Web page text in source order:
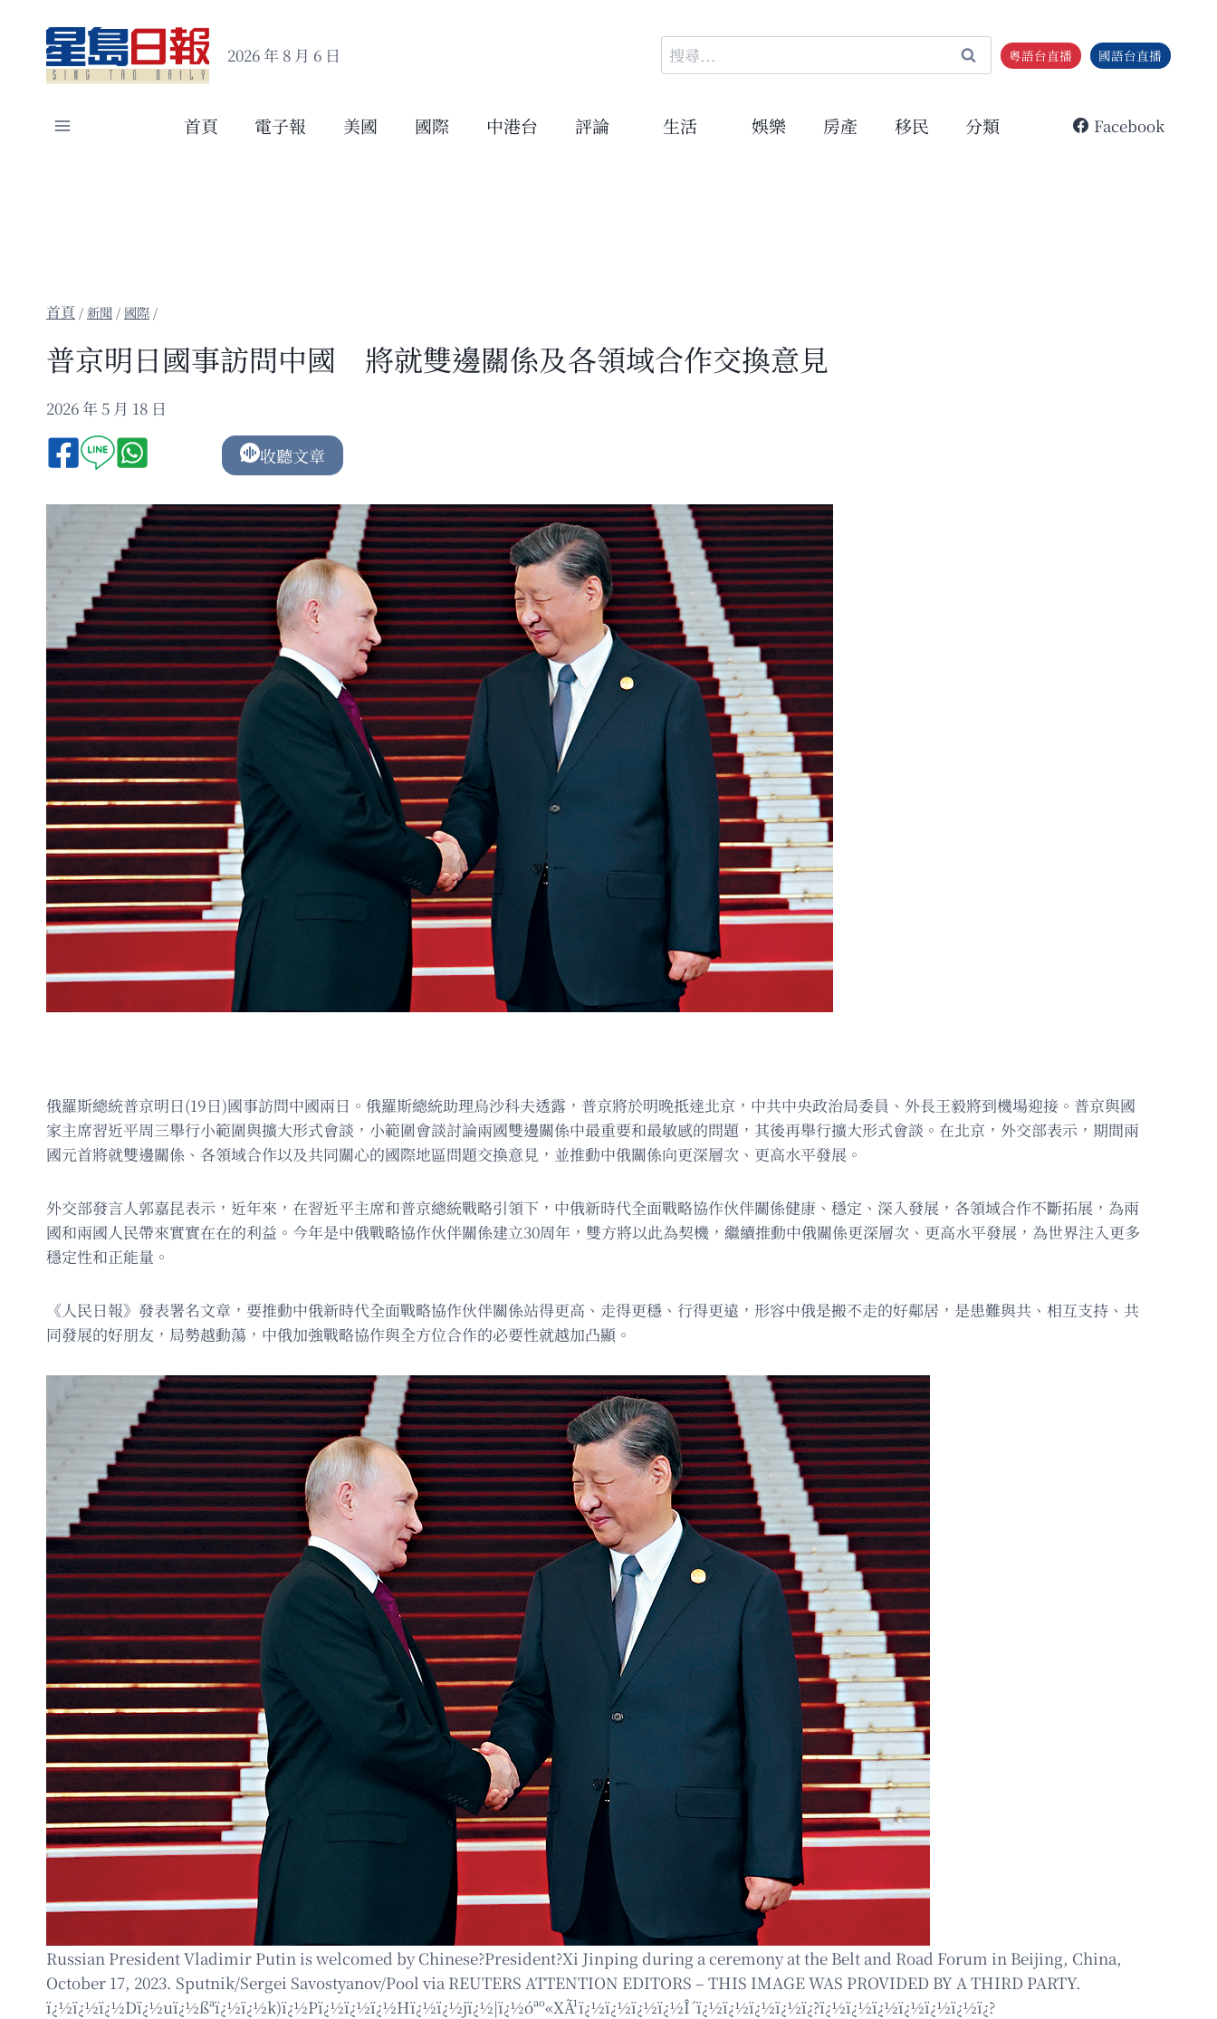
content
2026 年 8 月 6 日
搜
尋
鍵
粵語台直播 國語台直播
首頁 電子報 美國 國際 中港台 評論 生活 娛樂 房產 移民 分類 Facebook
/新聞 / 國際 /
普京明日國事訪問中國 將就雙邊關係及各領域合作交換意見
2026 年 5 月 18 日
收聽文章
俄羅斯總統普京明日(19日)國事訪問中國兩日。俄羅斯總統助理烏沙科夫透露，普京將於明晚抵達北京，中共中央政治局委員、外長王毅將到機場迎接。普京與國
家主席習近平周三舉行小範圍與擴大形式會談，小範圍會談討論兩國雙邊關係中最重要和最敏感的問題，其後再舉行擴大形式會談。在北京，外交部表示，期間兩
國元首將就雙邊關係、各領域合作以及共同關心的國際地區問題交換意見，並推動中俄關係向更深層次、更高水平發展。
外交部發言人郭嘉昆表示，近年來，在習近平主席和普京總統戰略引領下，中俄新時代全面戰略協作伙伴關係健康、穩定、深入發展，各領域合作不斷拓展，為兩
國和兩國人民帶來實實在在的利益。今年是中俄戰略協作伙伴關係建立30周年，雙方將以此為契機，繼續推動中俄關係更深層次、更高水平發展，為世界注入更多
穩定性和正能量。
《人民日報》發表署名文章，要推動中俄新時代全面戰略協作伙伴關係站得更高、走得更穩、行得更遠，形容中俄是搬不走的好鄰居，是患難與共、相互支持、共
同發展的好朋友，局勢越動蕩，中俄加強戰略協作與全方位合作的必要性就越加凸顯。
Russian President Vladimir Putin is welcomed by Chinese?President?Xi Jinping during a ceremony at the Belt and Road Forum in Beijing, China,
October 17, 2023. Sputnik/Sergei Savostyanov/Pool via REUTERS ATTENTION EDITORS – THIS IMAGE WAS PROVIDED BY A THIRD PARTY.
ï¿½ï¿½ï¿½Dï¿½uï¿½ßªï¿½ï¿½k)ï¿½Pï¿½ï¿½ï¿½Hï¿½ï¿½jï¿½|ï¿½óªº«XÃ¹ï¿½ï¿½ï¿½ï¿½Î´ï¿½ï¿½ï¿½ï¿½ï¿?ï¿½ï¿½ï¿½ï¿½ï¿½ï¿½ï¿?